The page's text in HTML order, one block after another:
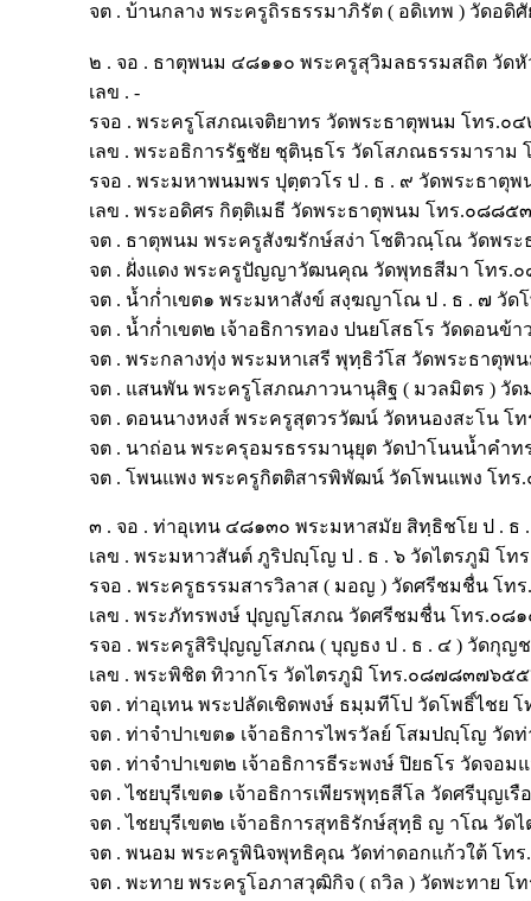
จต . บ้านกลาง พระครูถิรธรรมาภิรัต ( อดิเทพ ) วัด
๒ . จอ . ธาตุพนม ๔๘๑๑๐ พระครูสุวิมลธรรมสถิต วั
เลข . -
รจอ . พระครูโสภณเจติยาทร วัดพระธาตุพนม โทร
เลข . พระอธิการรัฐชัย ชุตินฺธโร วัดโสภณธรรมารา
รจอ . พระมหาพนมพร ปุตฺตวโร ป . ธ . ๙ วัดพระธา
เลข . พระอดิศร กิตฺติเมธี วัดพระธาตุพนม โทร.๐๘๘
จต . ธาตุพนม พระครูสังฆรักษ์สง่า โชติวณฺโณ วัดพร
จต . ฝั่งแดง พระครูปัญญาวัฒนคุณ วัดพุทธสีมา โทร.
จต . น้ำก่ำเขต๑ พระมหาสังข์ สงฺฆญาโณ ป . ธ . ๗ วั
จต . น้ำก่ำเขต๒ เจ้าอธิการทอง ปนยโสธโร วัดดอน
จต . พระกลางทุ่ง พระมหาเสรี พุทฺธิวํโส วัดพระธาตุ
จต . แสนพัน พระครูโสภณภาวนานุสิฐ ( มวลมิตร )
จต . ดอนนางหงส์ พระครูสุตวรวัฒน์ วัดหนองสะโน
จต . นาถ่อน พระครุอมรธรรมานุยุต วัดป่าโนนน้ำคำ
จต . โพนแพง พระครูกิตติสารพิพัฒน์ วัดโพนแพง โท
๓ . จอ . ท่าอุเทน ๔๘๑๓๐ พระมหาสมัย สิทฺธิชโย ป .
เลข . พระมหาวสันต์ ภูริปญฺโญ ป . ธ . ๖ วัดไตรภูมิ โ
รจอ . พระครูธรรมสารวิลาส ( มอญ ) วัดศรีชมชื่น โ
เลข . พระภัทรพงษ์ ปุญญโสภณ วัดศรีชมชื่น โทร.๐๘
รจอ . พระครูสิริปุญญโสภณ ( บุญธง ป . ธ . ๔ ) วัดกุ
เลข . พระพิชิต ทิวากโร วัดไตรภูมิ โทร.๐๘๗๘๓๗๖๕
จต . ท่าอุเทน พระปลัดเชิดพงษ์ ธมฺมทีโป วัดโพธิ์ไชย
จต . ท่าจำปาเขต๑ เจ้าอธิการไพรวัลย์ โสมปญฺโญ วั
จต . ท่าจำปาเขต๒ เจ้าอธิการธีระพงษ์ ปิยธโร วัดจอ
จต . ไชยบุรีเขต๑ เจ้าอธิการเพียรพุทฺธสีโล วัดศรีบุญ
จต . ไชยบุรีเขต๒ เจ้าอธิการสุทธิรักษ์สุทฺธิ ญ าโณ วั
จต . พนอม พระครูพินิจพุทธิคุณ วัดท่าดอกแก้วใต้ โท
จต . พะทาย พระครูโอภาสวุฒิกิจ ( ถวิล ) วัดพะทาย